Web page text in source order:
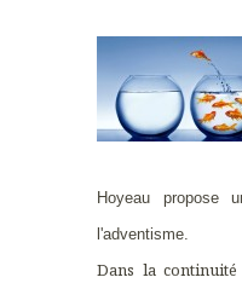
Hoyeau propose
l'adventisme.
Dans la